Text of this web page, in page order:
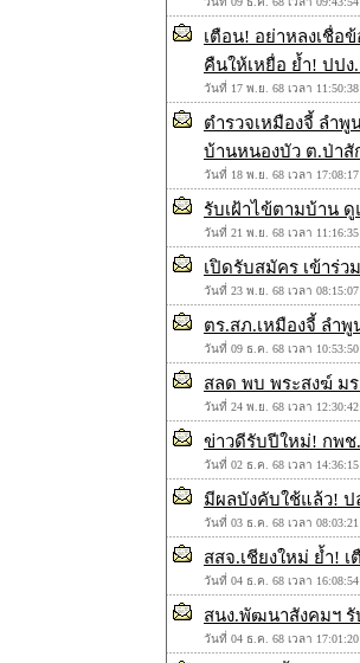
เตือน! อย่าหลงเชื่อ
คืนให้เหยื่อ ย้ำ! ปป
วันที่ 17 พ.ย. 68 เวลา
ตำรวจเหมืองจี้ ลำพู
บ้านหนองบัว ต.ป่าสั
วันที่ 18 พ.ย. 68 เวลา
รับเฝ้าไข้ตามบ้าน ดู
วันที่ 21 พ.ย. 68 เวลา
เปิดรับสมัคร เข้าร่ว
วันที่ 23 พ.ย. 68 เวลา
ตร.สภ.เหมืองจี้ ลำ
วันที่ 09 ธ.ค. 68 เวลา
สลด พบ พระสงฆ์ ม
วันที่ 24 พ.ย. 68 เวลา
ข่าวดีรับปีใหม่! กพช
วันที่ 02 ธ.ค. 68 เวลา
มีผลบังคับใช้แล้ว! ป
วันที่ 03 ธ.ค. 68 เวลา
สสจ.เชียงใหม่ ย้ำ!
วันที่ 04 ธ.ค. 68 เวลา
สนง.พัฒนาสังคมฯ
วันที่ 04 ธ.ค. 68 เวลา